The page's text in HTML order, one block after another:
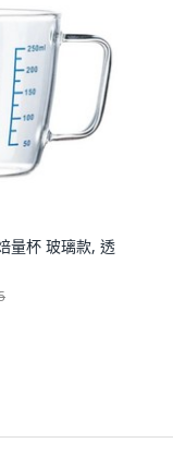
量杯 玻璃款, 透